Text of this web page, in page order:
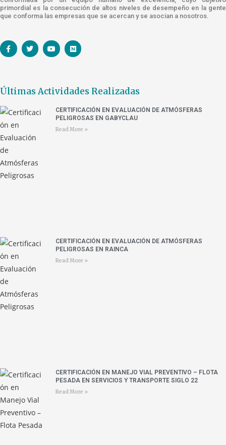
primordial es la consecución de altos niveles de desempeño en la gente
que conforma las empresas que se acercan y se asocian a nosotros.
Últimas Actividades Realizadas
CERTIFICACIÓN EN EVALUACIÓN DE ATMÓSFERAS
PELIGROSAS EN GABYCLAU
Read More »
CERTIFICACIÓN EN EVALUACIÓN DE ATMÓSFERAS
PELIGROSAS EN RAINCA
Read More »
CERTIFICACIÓN EN MANEJO VIAL PREVENTIVO – FLOTA
PESADA EN SERVICIOS Y TRANSPORTE SIGLO 22
Read More »